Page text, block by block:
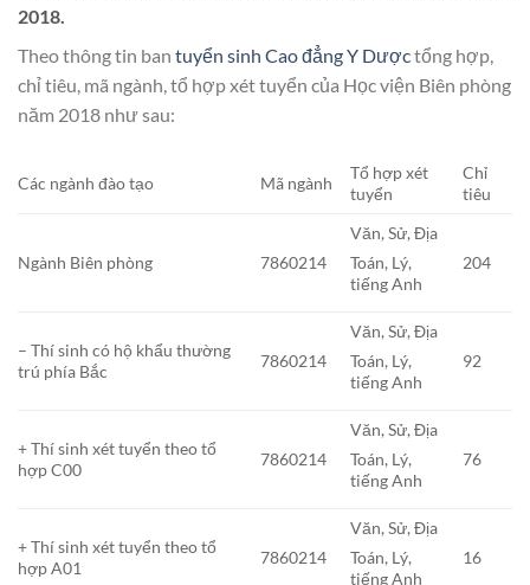
2018.
Theo thông tin ban tuyển sinh Cao đẳng Y Dượctổng hợp,
chỉ tiêu, mã ngành, tổ hợp xét tuyển của Học viện Biên phòng
năm 2018 như sau:
Các ngành đào tạo Mã ngành
Tổ hợp xét
tuyển
Chỉ
tiêu
Ngành Biên phòng 7860214
Văn, Sử, Địa
Toán, Lý,
tiếng Anh
204
– Thí sinh có hộ khẩu thường
trú phía Bắc
7860214
Văn, Sử, Địa
Toán, Lý,
tiếng Anh
92
+ Thí sinh xét tuyển theo tổ
hợp C00
7860214
Văn, Sử, Địa
Toán, Lý,
tiếng Anh
76
+ Thí sinh xét tuyển theo tổ
hợp A01
7860214
Văn, Sử, Địa
Toán, Lý,
tiếng Anh
16